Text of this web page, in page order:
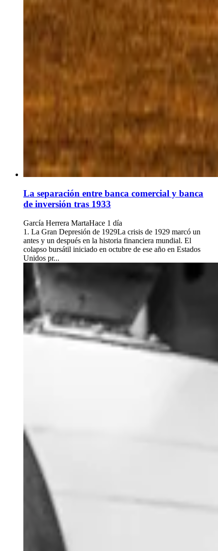
La separación entre banca comercial y banca
de inversión tras 1933
García Herrera MartaHace 1 día
1. La Gran Depresión de 1929La crisis de 1929 marcó un
antes y un después en la historia financiera mundial. El
colapso bursátil iniciado en octubre de ese año en Estados
Unidos pr...